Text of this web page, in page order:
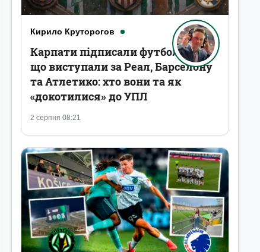
Кирило Круторогов
2 серпня 08:21
Карпати підписали футболістів,
що виступали за Реал, Барселону
та Атлетико: хто вони та як
«докотилися» до УПЛ